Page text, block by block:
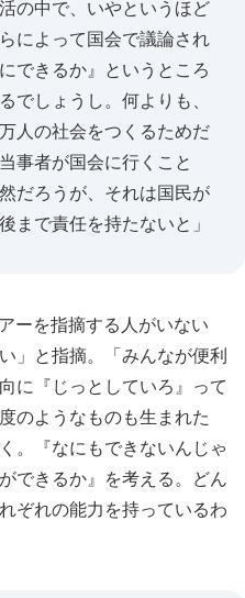
の中で、いやというほど
によって国会で議論され
できるか』というところ
でしょうし。何よりも、
人の社会をつくるためだ
事者が国会に行くこと
だろうが、それは国民が
まで責任を持たないと」
ーを指摘する人がいない
」と指摘。「みんなが便利
に『じっとしていろ』って
のようなものも生まれた
。『なにもできないんじゃ
できるか』を考える。どん
ぞれの能力を持っているわ